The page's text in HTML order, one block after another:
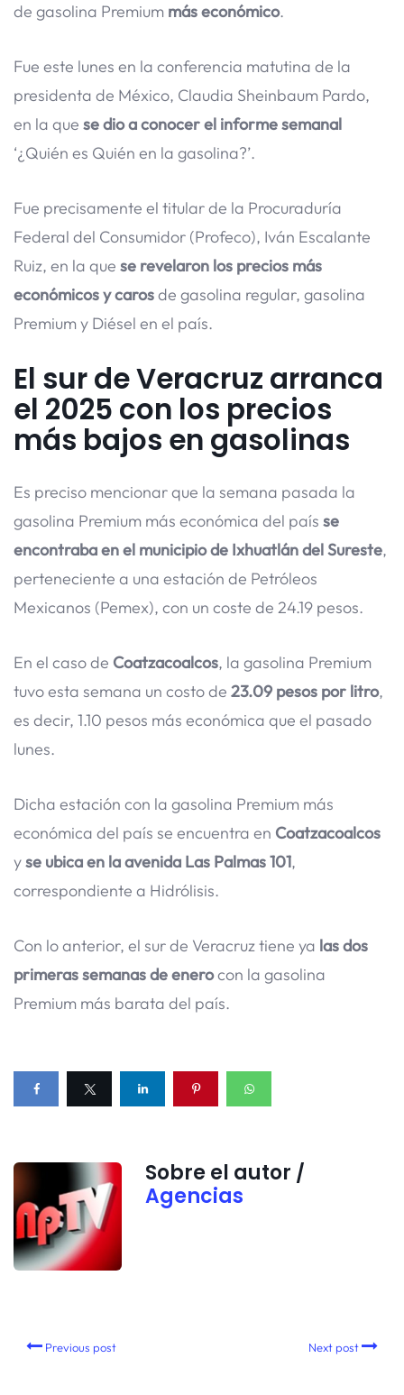
de gasolina Premium más económico.
Fue este lunes en la conferencia matutina de la
presidenta de México, Claudia Sheinbaum Pardo,
en la que se dio a conocer el informe semanal
‘¿Quién es Quién en la gasolina?’.
Fue precisamente el titular de la Procuraduría
Federal del Consumidor (Profeco), Iván Escalante
Ruiz, en la que se revelaron los precios más
económicos y carosde gasolina regular, gasolina
Premium y Diésel en el país.
El sur de Veracruz arranca
el 2025 con los precios
más bajos en gasolinas
Es preciso mencionar que la semana pasada la
gasolina Premium más económica del país se
encontraba en el municipio de Ixhuatlán del Sureste,
perteneciente a una estación de Petróleos
Mexicanos (Pemex), con un coste de 24.19 pesos.
En el caso de Coatzacoalcos, la gasolina Premium
tuvo esta semana un costo de 23.09 pesos por litro,
es decir, 1.10 pesos más económica que el pasado
lunes.
Dicha estación con la gasolina Premium más
económica del país se encuentra en Coatzacoalcos
yse ubica en la avenida Las Palmas 101,
correspondiente a Hidrólisis.
Con lo anterior, el sur de Veracruz tiene ya las dos
primeras semanas de enerocon la gasolina
Premium más barata del país.
Sobre el autor /
Agencias
Previous post Next post